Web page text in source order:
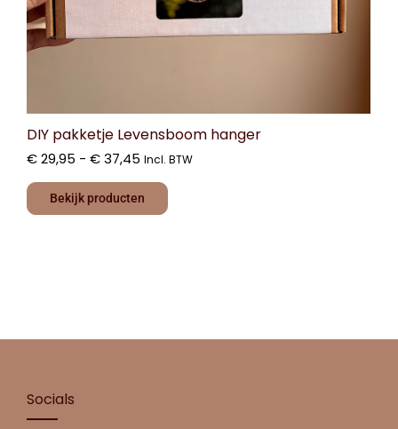
DIY pakketje Levensboom hanger
€29,95 - €37,45 Incl. BTW
Bekijk producten
Socials